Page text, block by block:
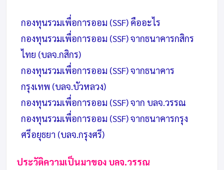
กองทุนรวมเพื่อการออม (SSF) คืออะไร
กองทุนรวมเพื่อการออม (SSF) จากธนาคารกสิกร
ไทย (บลจ.กสิกร)
กองทุนรวมเพื่อการออม (SSF) จากธนาคาร
กรุงเทพ (บลจ.บัวหลวง)
กองทุนรวมเพื่อการออม (SSF) จาก บลจ.วรรณ
กองทุนรวมเพื่อการออม (SSF) จากธนาคารกรุง
ศรีอยุธยา (บลจ.กรุงศรี)
ประวัติความเป็นมาของ บลจ.วรรณ